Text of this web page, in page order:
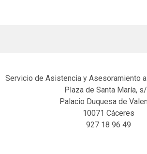
Servicio de Asistencia y Asesoramiento
Plaza de Santa María,
Palacio Duquesa de
10071 Cáceres
927 18 96 49